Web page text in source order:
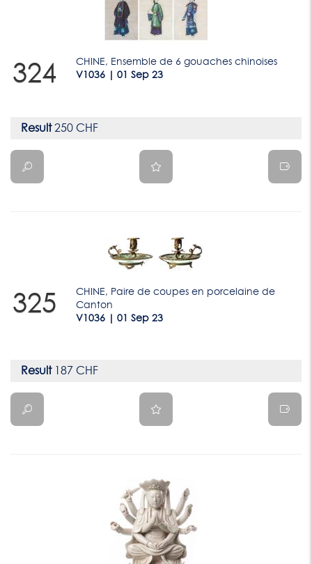
324
CHINE, Ensemble de 6 gouaches chinoises
V1036 | 01 Sep 23
Result250 CHF
325
CHINE, Paire de coupes en porcelaine de
Canton
V1036 | 01 Sep 23
Result187 CHF